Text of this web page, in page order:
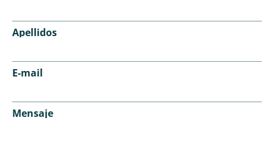
Apellidos
E-mail
Mensaje